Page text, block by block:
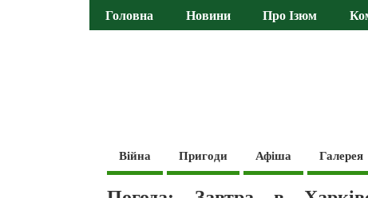
Головна Новини Про Ізюм
Війна Пригоди Афіша Галерея